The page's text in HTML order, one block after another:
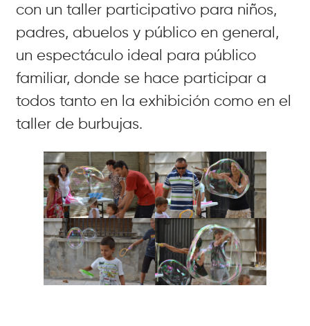
con un taller participativo para niños,
padres, abuelos y público en general,
un espectáculo ideal para público
familiar, donde se hace participar a
todos tanto en la exhibición como en el
taller de burbujas.